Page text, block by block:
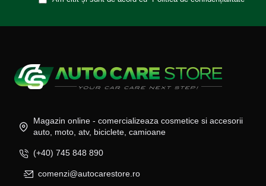
Magazin online - comercializeaza cosmetice si accesorii
auto, moto, atv, biciclete, camioane
(+40) 745 848 890
comenzi@autocarestore.ro